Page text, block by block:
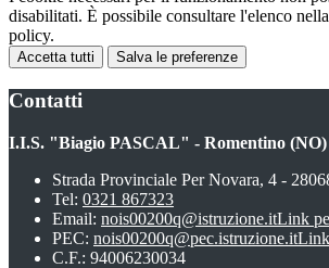
disabilitati. È possibile consultare l'elenco
policy.
Accetta tutti Salva le preferenze
Contatti
I.I.S. "Biagio PASCAL" - Romentino (NO)
Strada Provinciale Per Novara, 4 -
Tel: 0321 867323
Email: nois00200q@istruzione.itLink
PEC: nois00200q@pec.istruzione.it
C.F.: 94006230034